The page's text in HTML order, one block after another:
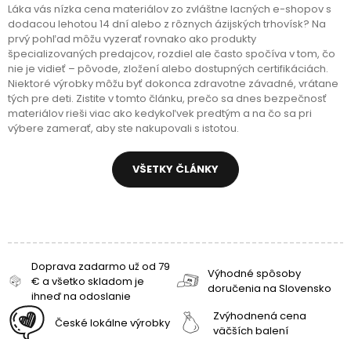
Láka vás nízka cena materiálov zo zvláštne lacných e-shopov s
dodacou lehotou 14 dní alebo z rôznych ázijských trhovísk? Na
prvý pohľad môžu vyzerať rovnako ako produkty
špecializovaných predajcov, rozdiel ale často spočíva v tom, čo
nie je vidieť – pôvode, zložení alebo dostupných certifikáciách.
Niektoré výrobky môžu byť dokonca zdravotne závadné, vrátane
tých pre deti. Zistite v tomto článku, prečo sa dnes bezpečnosť
materiálov rieši viac ako kedykoľvek predtým a na čo sa pri
výbere zamerať, aby ste nakupovali s istotou.
VŠETKY ČLÁNKY
Doprava zadarmo už od 79
€ a všetko skladom je
ihneď na odoslanie
Výhodné spôsoby
doručenia na Slovensko
České lokálne výrobky
Zvýhodnená cena
väčších balení